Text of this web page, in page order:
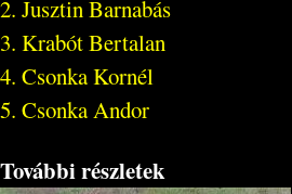
2. Jusztin Barnabás
3. Krabót Bertalan
4. Csonka Kornél
5. Csonka Andor
További részletek